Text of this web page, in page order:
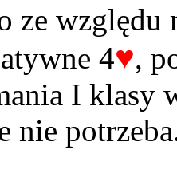
ze
4♥,
I klasy
nie